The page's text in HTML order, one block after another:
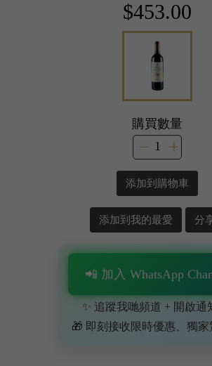
$453.00
購買數量
添加到購物車
添加到我的最愛 分
📲 加入 WhatsApp
✨ 追蹤我哋頻道 + 開啟通
🎁 即刻接收限時優惠、獨家